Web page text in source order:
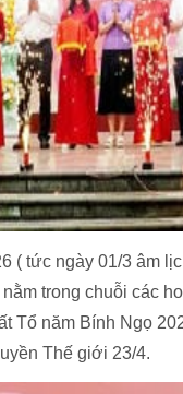
( tức ngày 01/3 âm
trong chuỗi các
Tổ năm Bính Ngọ
Thế giới 23/4.